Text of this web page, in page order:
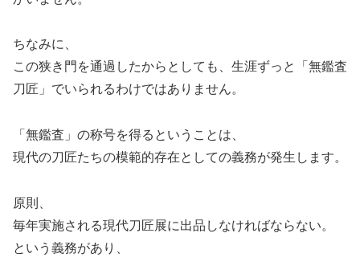
ちなみに、
この狭き門を通過したからとしても、生涯ずっと「無鑑査
刀匠」でいられるわけではありません。
「無鑑査」の称号を得るということは、
現代の刀匠たちの模範的存在としての義務が発生します。
原則、
毎年実施される現代刀匠展に出品しなければならない。
という義務があり、